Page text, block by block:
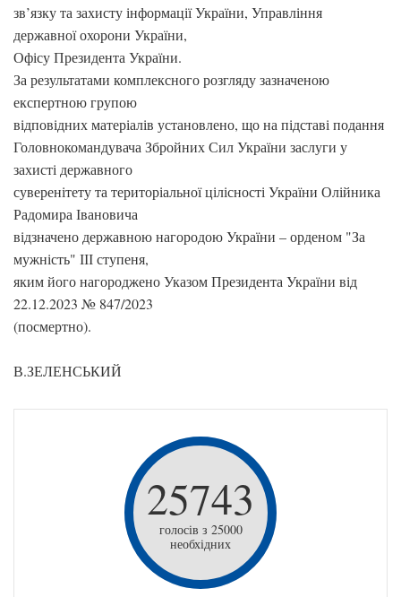
зв’язку та захисту інформації України, Управління
державної охорони України,
Офісу Президента України.
За результатами комплексного розгляду зазначеною
експертною групою
відповідних матеріалів установлено, що на підставі подання
Головнокомандувача Збройних Сил України заслуги у
захисті державного
суверенітету та територіальної цілісності України Олійника
Радомира Івановича
відзначено державною нагородою України – орденом "За
мужність" ІІІ ступеня,
яким його нагороджено Указом Президента України від
22.12.2023 № 847/2023
(посмертно).
В.ЗЕЛЕНСЬКИЙ
25743
голосів з 25000
необхідних